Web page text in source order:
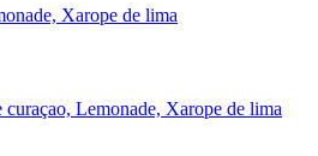
Xarope de lima
Lemonade, Xarope de lima